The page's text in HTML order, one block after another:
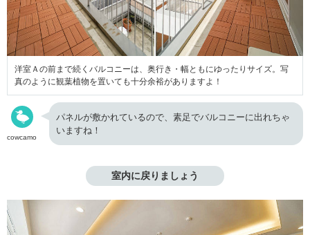
洋室Ａの前まで続くバルコニーは、奥行き・幅ともにゆったりサイズ。写
真のように観葉植物を置いても十分余裕がありますよ！
cowcamo
パネルが敷かれているので、素足でバルコニーに出れちゃ
いますね！
室内に戻りましょう